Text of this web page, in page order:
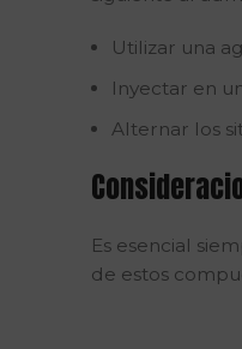
Utilizar una
Inyectar en
Alternar los
Es esencial
de estos